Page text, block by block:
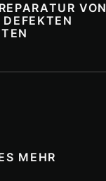
VON
MEHR